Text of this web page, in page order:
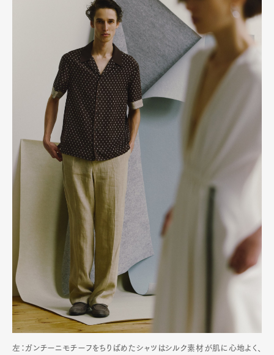
左：ガンチーニモチーフをちりばめたシャツはシルク素材が肌に心地よく、